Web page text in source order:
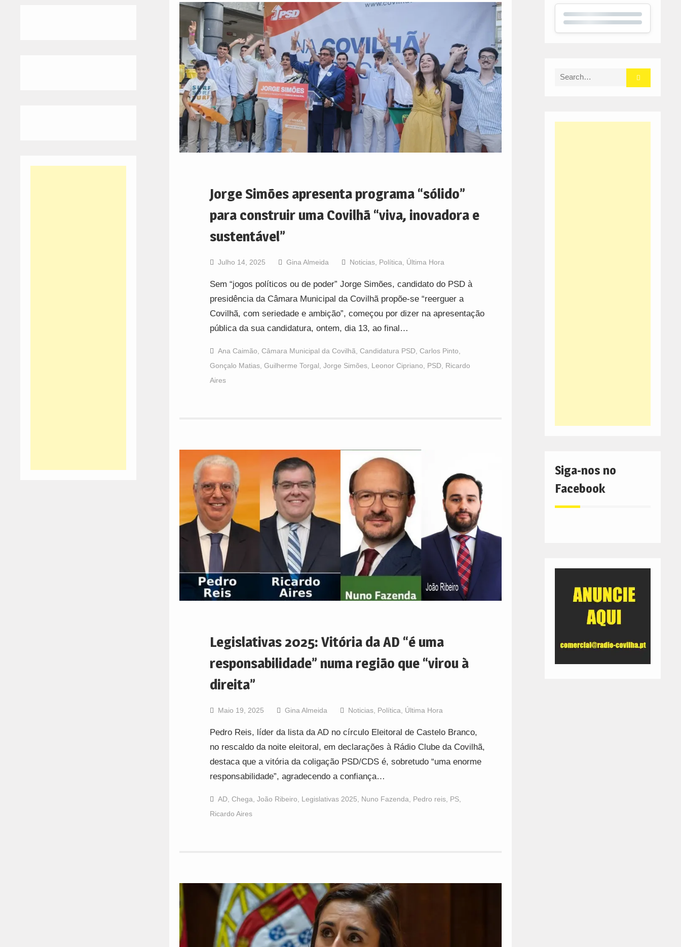
Jorge Simões apresenta programa “sólido”
para construir uma Covilhã “viva, inovadora e
sustentável”
Julho 14, 2025 Gina Almeida Noticias, Política Última Hora
Sem “jogos políticos ou de poder” Jorge Simões, candidato do PSD à
presidência da Câmara Municipal da Covilhã propõe-se “reerguer a
Covilhã, com seriedade e ambição”, começou por dizer na apresentação
pública da sua candidatura, ontem, dia 13, ao final…
Ana Caimão Câmara Municipal da Covilhã Candidatura PSD, Carlos Pinto
Gonçalo Matias, Guilherme Torgal Jorge Simões, Leonor Cipriano PSD, Ricardo
Aires
Legislativas 2025: Vitória da AD “é uma
responsabilidade” numa região que “virou à
direita”
Maio 19, 2025 Gina Almeida Noticias, Política Última Hora
Pedro Reis, líder da lista da AD no círculo Eleitoral de Castelo Branco,
no rescaldo da noite eleitoral, em declarações à Rádio Clube da Covilhã,
destaca que a vitória da coligação PSD/CDS é, sobretudo “uma enorme
responsabilidade”, agradecendo a confiança…
AD, Chega João Ribeiro Legislativas 2025 Nuno Fazenda Pedro reis, PS,
Ricardo Aires
Search
Siga-nos no
Facebook